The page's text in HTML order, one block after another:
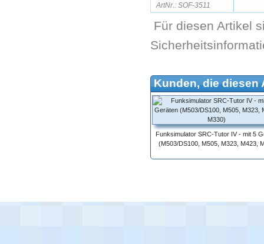
ArtNr.: SOF-3511
Für diesen Artikel
Kunden, die diesen
Funksimulator SRC-Tutor IV - mit 5
(M503/DS100, M505, M323, M423,